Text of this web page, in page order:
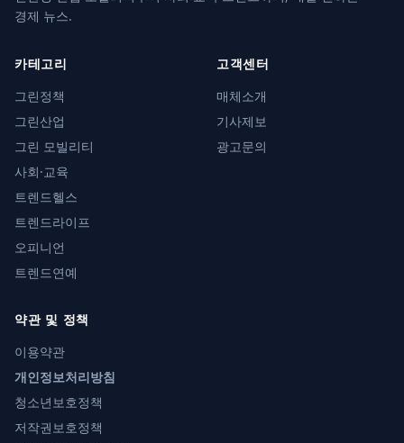
경제 뉴스.
카테고리
그린정책
그린산업
그린 모빌리티
사회·교육
트렌드헬스
트렌드라이프
오피니언
트렌드연예
고객센터
매체소개
기사제보
광고문의
약관 및 정책
이용약관
개인정보처리방침
청소년보호정책
저작권보호정책